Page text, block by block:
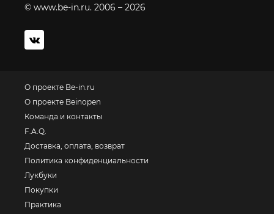
© www.be-in.ru. 2006 – 2026
О проекте Be-in.ru
О проекте Beinopen
Команда и контакты
F.A.Q.
Доставка, оплата, возврат
Политика конфиденциальности
Лукбуки
Покупки
Практика